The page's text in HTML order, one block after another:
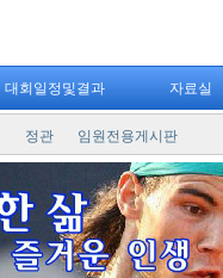
대회일정및결과 자료실
정관 임원전용게시판